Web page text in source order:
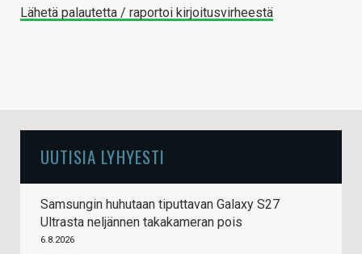
Lähetä palautetta / raportoi kirjoitusvirheestä
UUTISIA LYHYESTI
Samsungin huhutaan tiputtavan Galaxy S27
Ultrasta neljännen takakameran pois
6.8.2026